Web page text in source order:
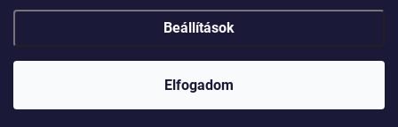
Beállítások
Elfogadom
vagy feldolgozásáról való tájékoztatásra. Csak
válaszolunk a **[gumisuperke@gmail.com]
(mailto:gumisuperke@gmail.com)** címre küldött e-mail
R
gumiok
GumiOK.hu webáruház